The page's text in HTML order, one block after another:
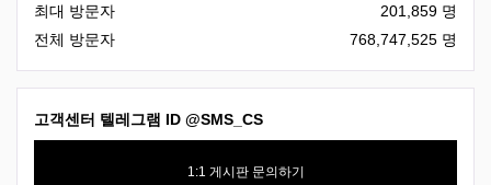
최대 방문자
201,859 명
전체 방문자
768,747,525 명
고객센터 텔레그램 ID @SMS_CS
1:1 게시판 문의하기